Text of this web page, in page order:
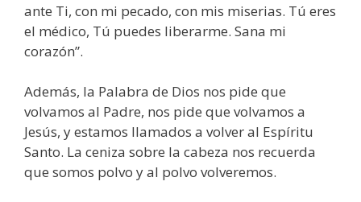
ante Ti, con mi pecado, con mis miserias. Tú eres
el médico, Tú puedes liberarme. Sana mi
corazón”.
Además, la Palabra de Dios nos pide que
volvamos al Padre, nos pide que volvamos a
Jesús, y estamos llamados a volver al Espíritu
Santo. La ceniza sobre la cabeza nos recuerda
que somos polvo y al polvo volveremos.